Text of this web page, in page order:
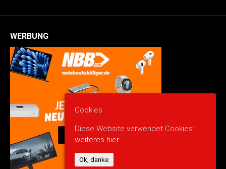
WERBUNG
Cookies
Diese Website verwendet Cookies:
weiteres hier.
Ok, danke